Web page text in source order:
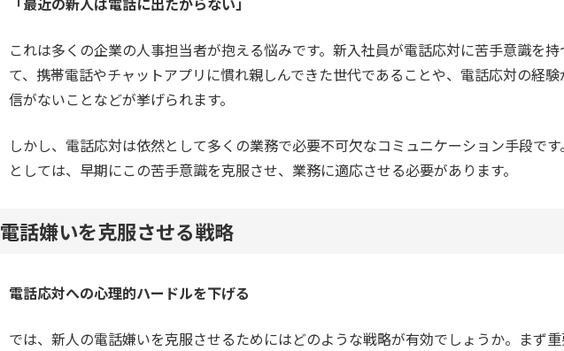
これは多くの企業の人事担当者が抱える悩みです。新入社員が電話応対に苦手意識を持
て、携帯電話やチャットアプリに慣れ親しんできた世代であることや、電話応対の経験
信がないことなどが挙げられます。
しかし、電話応対は依然として多くの業務で必要不可欠なコミュニケーション手段で
としては、早期にこの苦手意識を克服させ、業務に適応させる必要があります。
電話嫌いを克服させる戦略
電話応対への心理的ハードルを下げる
では、新人の電話嫌いを克服させるためにはどのような戦略が有効でしょうか。まず